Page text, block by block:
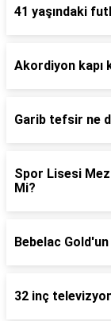
41 yaşındaki
Akordiyon kapı
Garib tefsir ne
Spor Lisesi
Mi?
Bebelac
32 inç